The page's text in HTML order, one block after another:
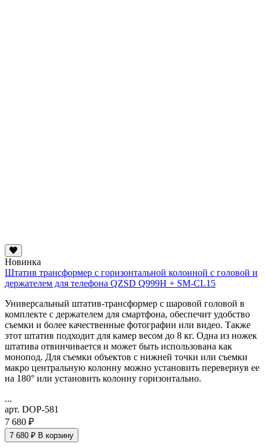
Новинка
Штатив трансформер с горизонтальной колонной с головой и
держателем для телефона QZSD Q999H + SM-CL15
Универсальный штатив-трансформер с шаровой головой в
комплекте с держателем для смартфона, обеспечит удобство
съемки и более качественные фотографии или видео. Также
этот штатив подходит для камер весом до 8 кг. Одна из ножек
штатива отвинчивается и может быть использована как
монопод. Для съемки объектов с нижней точки или съемки
макро центральную колонну можно установить перевернув ее
на 180° или установить колонну горизонтально.
...
арт. DOP-581
7 680 ₽
7 680 ₽ В корзину